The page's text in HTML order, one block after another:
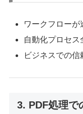
ワークフローが
自動化プロセス
ビジネスでの信
3. PDF処理で